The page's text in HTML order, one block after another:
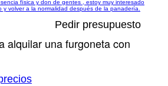
física y don de gentes , estoy muy interesado
volver a la normalidad después de la panadería.
Pedir presupuesto
alquilar una furgoneta con